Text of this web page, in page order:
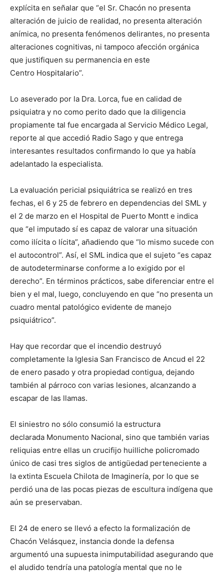
explícita en señalar que “el Sr. Chacón no presenta
alteración de juicio de realidad, no presenta alteración
anímica, no presenta fenómenos delirantes, no presenta
alteraciones cognitivas, ni tampoco afección orgánica
que justifiquen su permanencia en este
Centro Hospitalario”.
Lo aseverado por la Dra. Lorca, fue en calidad de
psiquiatra y no como perito dado que la diligencia
propiamente tal fue encargada al Servicio Médico Legal,
reporte al que accedió Radio Sago y que entrega
interesantes resultados confirmando lo que ya había
adelantado la especialista.
La evaluación pericial psiquiátrica se realizó en tres
fechas, el 6 y 25 de febrero en dependencias del SML y
el 2 de marzo en el Hospital de Puerto Montt e indica
que “el imputado sí es capaz de valorar una situación
como ilícita o lícita”, añadiendo que “lo mismo sucede con
el autocontrol”. Así, el SML indica que el sujeto “es capaz
de autodeterminarse conforme a lo exigido por el
derecho”. En términos prácticos, sabe diferenciar entre el
bien y el mal, luego, concluyendo en que “no presenta un
cuadro mental patológico evidente de manejo
psiquiátrico”.
Hay que recordar que el incendio destruyó
completamente la Iglesia San Francisco de Ancud el 22
de enero pasado y otra propiedad contigua, dejando
también al párroco con varias lesiones, alcanzando a
escapar de las llamas.
El siniestro no sólo consumió la estructura
declarada Monumento Nacional, sino que también varias
reliquias entre ellas un crucifijo huilliche policromado
único de casi tres siglos de antigüedad perteneciente a
la extinta Escuela Chilota de Imaginería, por lo que se
perdió una de las pocas piezas de escultura indígena que
aún se preservaban.
El 24 de enero se llevó a efecto la formalización de
Chacón Velásquez, instancia donde la defensa
argumentó una supuesta inimputabilidad asegurando que
el aludido tendría una patología mental que no le